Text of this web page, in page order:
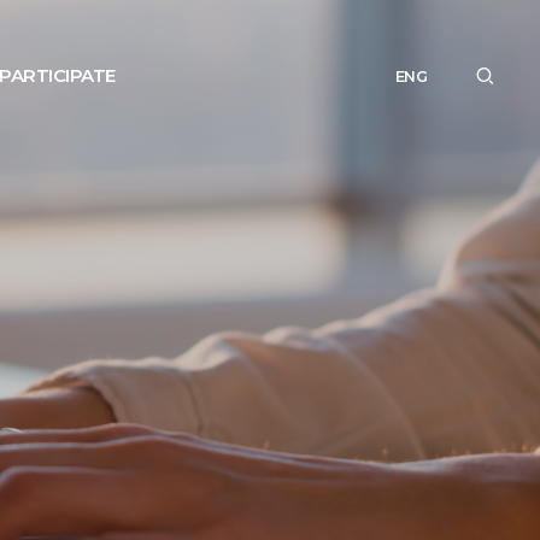
PARTICIPATE ENG